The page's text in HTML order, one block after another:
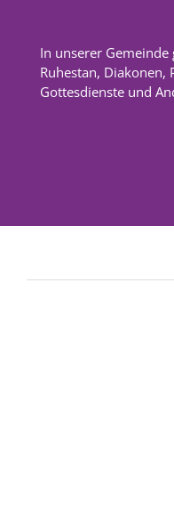
In unserer
Ruhestan,
Gottesdienste und